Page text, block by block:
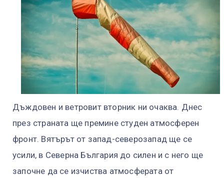
Дъждовен и ветровит вторник ни очаква. Днес
през страната ще премине студен атмосферен
фронт. Вятърът от запад-северозапад ще се
усили, в Северна България до силен и с него ще
започне да се изчиства атмосферата от